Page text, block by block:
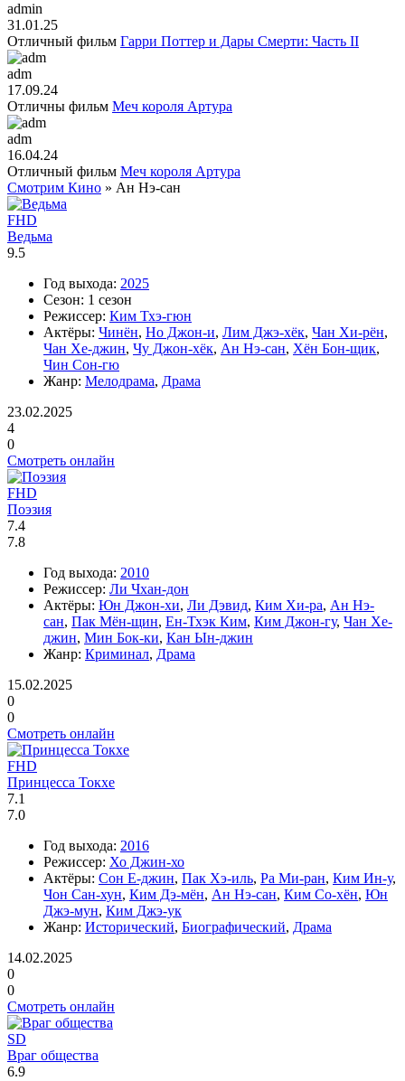
admin
31.01.25
Отличный фильм Гарри Поттер и Дары Смерти: Часть II
adm
17.09.24
Отличны фильм Меч короля Артура
adm
16.04.24
Отличный фильм Меч короля Артура
Смотрим Кино » Ан Нэ-сан
FHD
Ведьма
9.5
Год выхода: 2025
Сезон: 1 сезон
Режиссер: Ким Тхэ-гюн
Актёры: Чинён, Но Джон-и, Лим Джэ-хёк, Чан Хи-рён,
Чан Хе-джин, Чу Джон-хёк, Ан Нэ-сан, Хён Бон-щик,
Чин Сон-гю
Жанр: Мелодрама, Драма
23.02.2025
4
0
Смотреть онлайн
FHD
Поэзия
7.4
7.8
Год выхода: 2010
Режиссер: Ли Чхан-дон
Актёры: Юн Джон-хи, Ли Дэвид, Ким Хи-ра, Ан Нэ-
сан, Пак Мён-щин, Ен-Тхэк Ким, Ким Джон-гу, Чан Хе-
джин, Мин Бок-ки, Кан Ын-джин
Жанр: Криминал, Драма
15.02.2025
0
0
Смотреть онлайн
FHD
Принцесса Токхе
7.1
7.0
Год выхода: 2016
Режиссер: Хо Джин-хо
Актёры: Сон Е-джин, Пак Хэ-иль, Ра Ми-ран, Ким Ин-у,
Чон Сан-хун, Ким Дэ-мён, Ан Нэ-сан, Ким Со-хён, Юн
Джэ-мун, Ким Джэ-ук
Жанр: Исторический, Биографический, Драма
14.02.2025
0
0
Смотреть онлайн
SD
Враг общества
6.9